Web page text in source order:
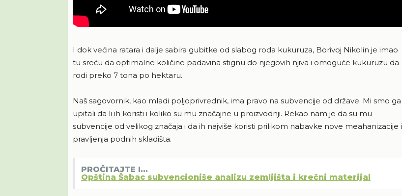
I dok većina ratara i dalje sabira gubitke od slabog roda kukuruza, Borivoj Nikolin je imao
tu sreću da optimalne količine padavina stignu do njegovih njiva i omoguće kukuruzu da
rodi preko 7 tona po hektaru.
Naš sagovornik, kao mladi poljoprivrednik, ima pravo na subvencije od države. Mi smo ga
upitali da li ih koristi i koliko su mu značajne u proizvodnji. Rekao nam je da su mu
subvencije od velikog značaja i da ih najviše koristi prilikom nabavke nove meahanizacije i
pravljenja podnih skladišta.
PROČITAJTE I...
Opština Šabac subvencioniše analizu zemljišta i krečni materijal